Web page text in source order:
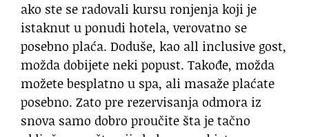
ako ste se radovali kursu ronjenja koji je
istaknut u ponudi hotela, verovatno se
posebno plaća. Doduše, kao all inclusive gost,
možda dobijete neki popust. Takođe, možda
možete besplatno u spa, ali masaže plaćate
posebno. Zato pre rezervisanja odmora iz
snova samo dobro proučite šta je tačno